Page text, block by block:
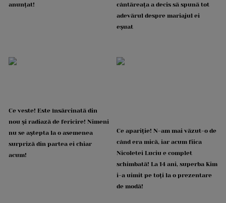
anunțat!
cântăreața a decis să spună tot
adevărul despre mariajul ei
eșuat
Ce veste! Este însărcinată din
nou și radiază de fericire! Nimeni
nu se aștepta la o asemenea
surpriză din partea ei chiar
acum!
Ce apariție! N-am mai văzut-o de
când era mică, iar acum fiica
Nicoletei Luciu e complet
schimbată! La 14 ani, superba Kim
i-a uimit pe toți la o prezentare
de modă!